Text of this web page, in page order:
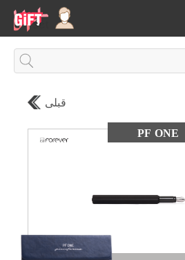
قبلی
PF ONE